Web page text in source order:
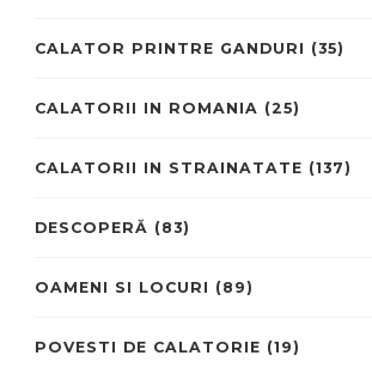
CALATOR PRINTRE GANDURI (35)
CALATORII IN ROMANIA (25)
CALATORII IN STRAINATATE (137)
DESCOPERĂ (83)
OAMENI SI LOCURI (89)
POVESTI DE CALATORIE (19)